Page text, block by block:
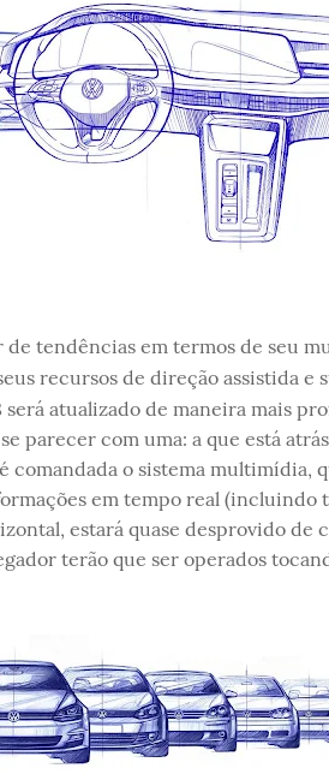
de tendências em termos de seu
recursos de direção assistida e
será atualizado de maneira mais
parecer com uma: a que está
comandada o sistema multimídia,
em tempo real (incluindo
estará quase desprovido de
terão que ser operados